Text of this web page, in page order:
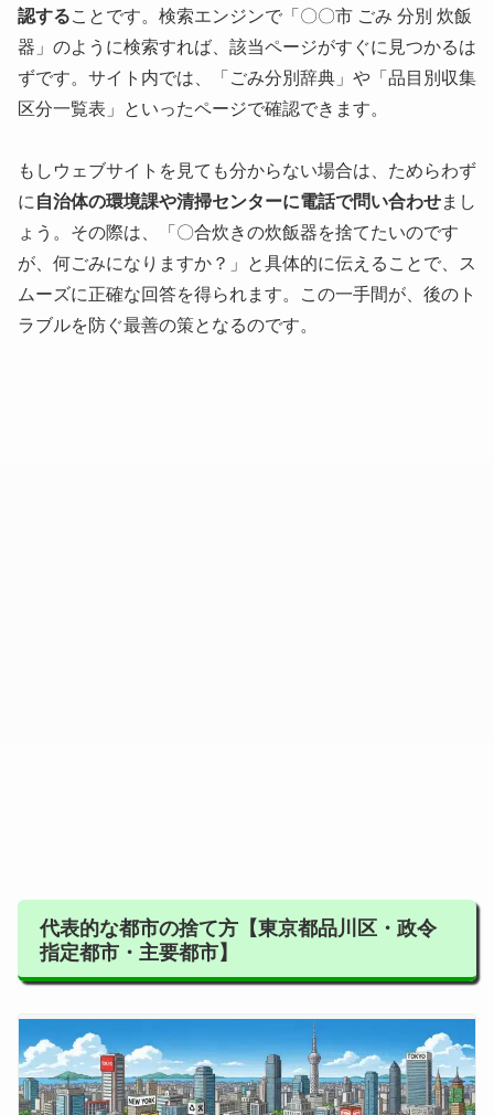
認することです。検索エンジンで「〇〇市 ごみ 分別 炊飯
器」のように検索すれば、該当ページがすぐに見つかるは
ずです。サイト内では、「ごみ分別辞典」や「品目別収集
区分一覧表」といったページで確認できます。
もしウェブサイトを見ても分からない場合は、ためらわず
に自治体の環境課や清掃センターに電話で問い合わせまし
ょう。その際は、「〇合炊きの炊飯器を捨てたいのです
が、何ごみになりますか？」と具体的に伝えることで、ス
ムーズに正確な回答を得られます。この一手間が、後のト
ラブルを防ぐ最善の策となるのです。
代表的な都市の捨て方【東京都品川区・政令
指定都市・主要都市】